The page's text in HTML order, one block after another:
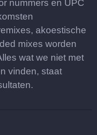
nummers en UPC
akoestische
mixes worden
wat we niet met
vinden, staat